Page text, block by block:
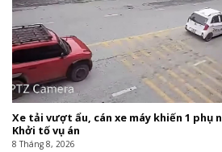
Xe tải vượt ẩu, cán xe máy khiến 1 phụ
Khởi tố vụ án
8 Tháng 8, 2026